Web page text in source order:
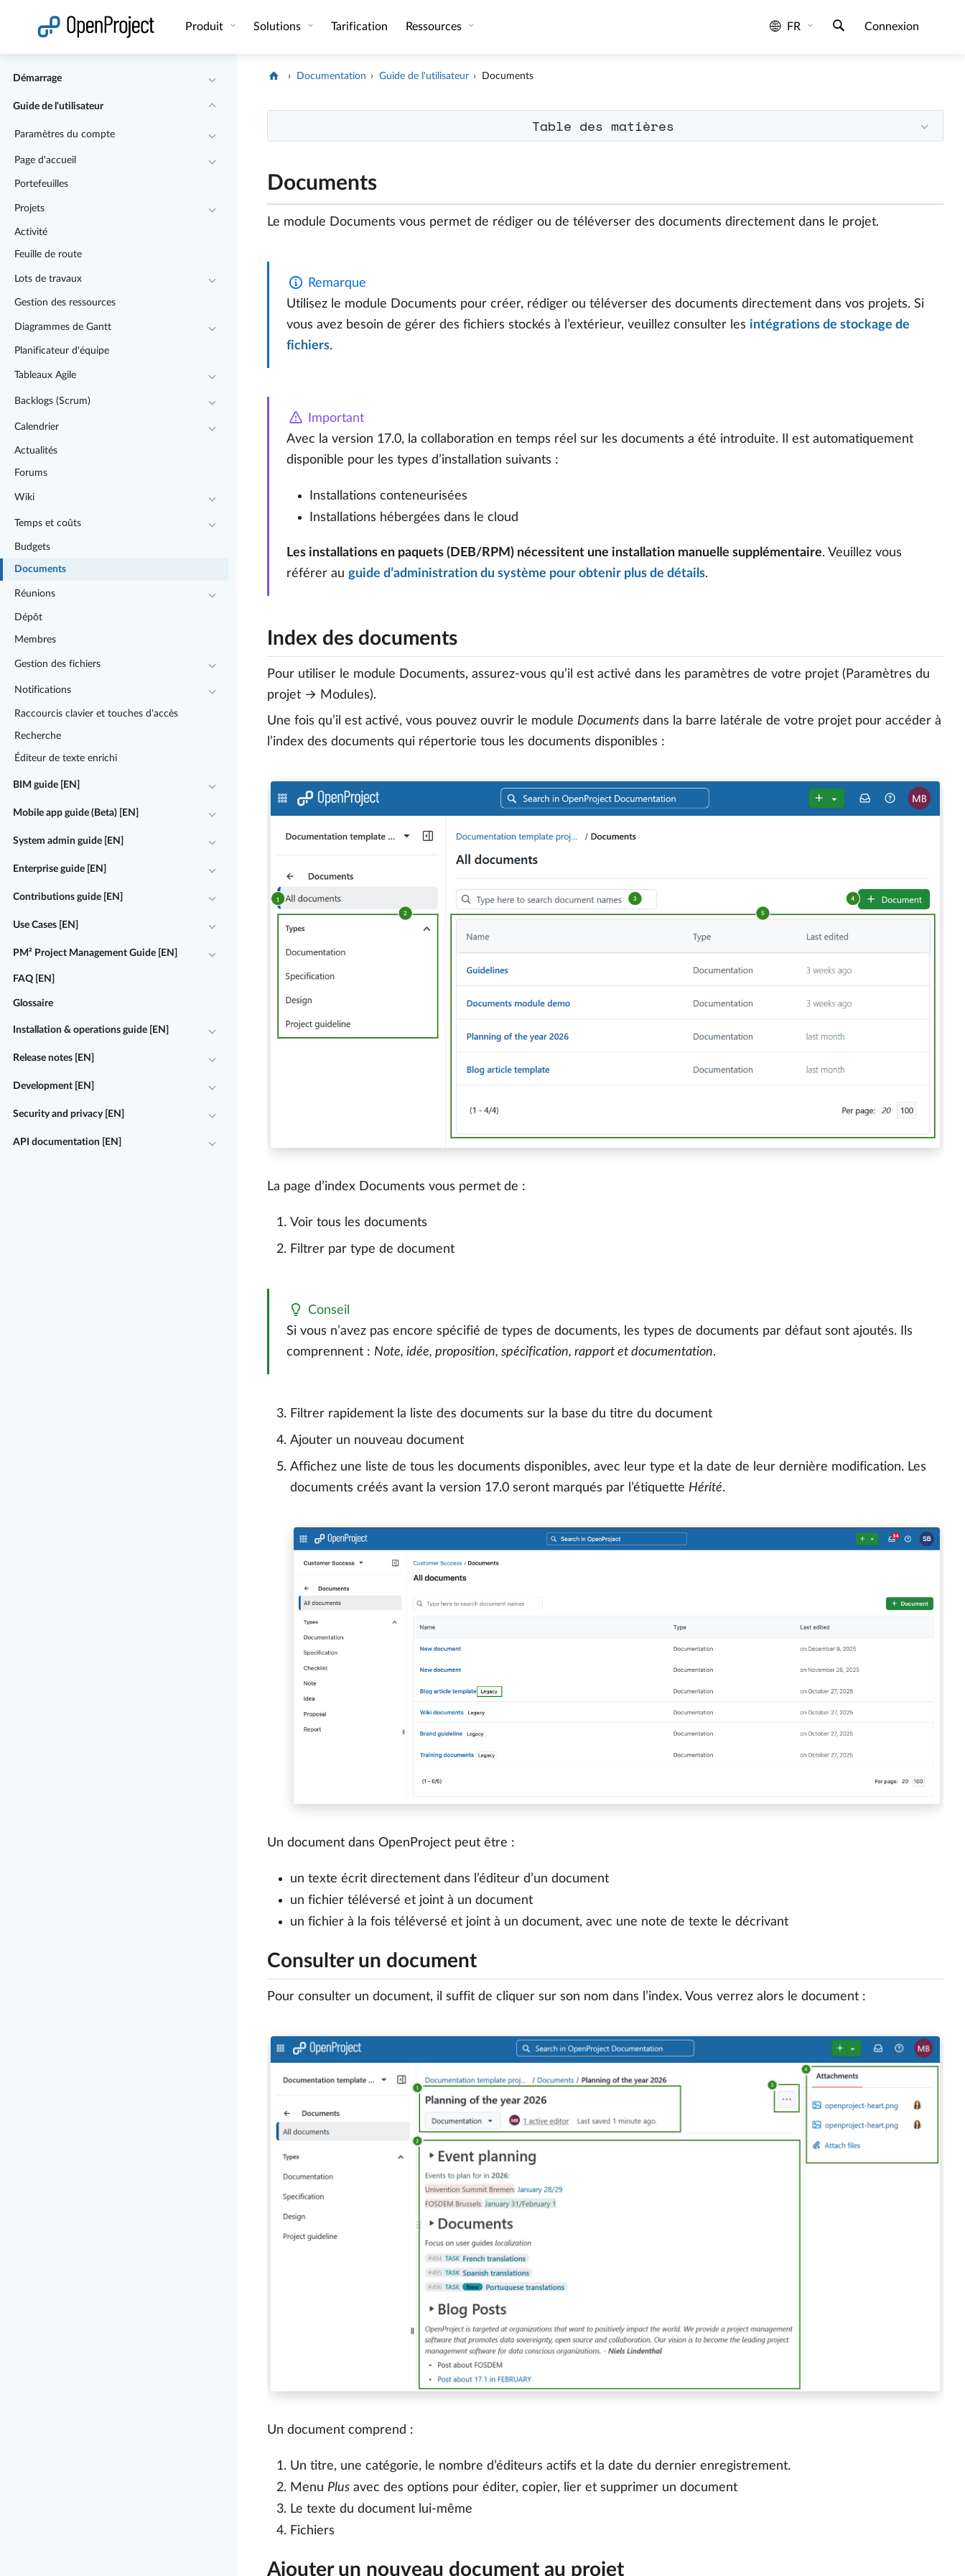
Produit Solutions Tarification Ressources FR Connexion
Démarrage
Guide de l'utilisateur
Paramètres du compte
Page d'accueil
Portefeuilles
Projets
Activité
Feuille de route
Lots de travaux
Gestion des ressources
Diagrammes de Gantt
Planificateur d'équipe
Tableaux Agile
Backlogs (Scrum)
Calendrier
Actualités
Forums
Wiki
Temps et coûts
Budgets
Documents
Réunions
Dépôt
Membres
Gestion des fichiers
Notifications
Raccourcis clavier et touches d'accès
Recherche
Éditeur de texte enrichi
BIM guide [EN]
Mobile app guide (Beta) [EN]
System admin guide [EN]
Enterprise guide [EN]
Contributions guide [EN]
Use Cases [EN]
PM² Project Management Guide [EN]
FAQ [EN]
Glossaire
Installation & operations guide [EN]
Release notes [EN]
Development [EN]
Security and privacy [EN]
API documentation [EN]
Documentation Guide de l'utilisateur Documents
Table des matières
Documents
Le module Documents vous permet de rédiger ou de téléverser des documents directement dans le projet.
Remarque
Utilisez le module Documents pour créer, rédiger ou téléverser des documents directement dans vos projets. Si
vous avez besoin de gérer des fichiers stockés à l’extérieur, veuillez consulter les intégrations de stockage de
fichiers.
Important
Avec la version 17.0, la collaboration en temps réel sur les documents a été introduite. Il est automatiquement
disponible pour les types d’installation suivants :
Installations conteneurisées
Installations hébergées dans le cloud
Les installations en paquets (DEB/RPM) nécessitent une installation manuelle supplémentaire. Veuillez vous
référer au guide d’administration du système pour obtenir plus de détails.
Index des documents
Pour utiliser le module Documents, assurez-vous qu’il est activé dans les paramètres de votre projet (Paramètres du
projet → Modules).
Une fois qu’il est activé, vous pouvez ouvrir le module Documents dans la barre latérale de votre projet pour accéder à
l’index des documents qui répertorie tous les documents disponibles :
La page d’index Documents vous permet de :
Voir tous les documents
Filtrer par type de document
Conseil
Si vous n’avez pas encore spécifié de types de documents, les types de documents par défaut sont ajoutés. Ils
comprennent : Note, idée, proposition, spécification, rapport et documentation.
Filtrer rapidement la liste des documents sur la base du titre du document
Ajouter un nouveau document
Affichez une liste de tous les documents disponibles, avec leur type et la date de leur dernière modification. Les
documents créés avant la version 17.0 seront marqués par l’étiquette Hérité.
Un document dans OpenProject peut être :
un texte écrit directement dans l’éditeur d’un document
un fichier téléversé et joint à un document
un fichier à la fois téléversé et joint à un document, avec une note de texte le décrivant
Consulter un document
Pour consulter un document, il suffit de cliquer sur son nom dans l’index. Vous verrez alors le document :
Un document comprend :
Un titre, une catégorie, le nombre d’éditeurs actifs et la date du dernier enregistrement.
Menu Plus avec des options pour éditer, copier, lier et supprimer un document
Le texte du document lui-même
Fichiers
Ajouter un nouveau document au projet